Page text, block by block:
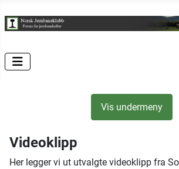
Vis undermeny
Videoklipp
Her legger vi ut utvalgte videoklipp fra